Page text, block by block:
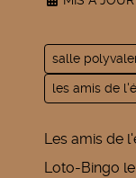
salle
les amis de
Les amis de
Loto-Bingo